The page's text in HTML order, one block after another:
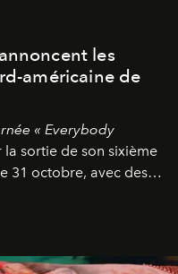
les
américaine de
« Everybody
sortie de son sixième
31 octobre, avec des
en avril prochain.